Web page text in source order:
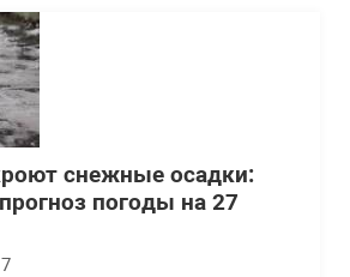
снежные осадки:
погоды на 27